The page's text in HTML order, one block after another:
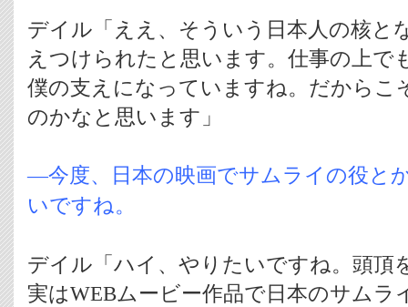
デイル「ええ、そういう日本人の核と
えつけられたと思います。仕事の上で
僕の支えになっていますね。だからこ
のかなと思います」
―今度、日本の映画でサムライの役と
いですね。
デイル「ハイ、やりたいですね。頭頂
実はWEBムービー作品で日本のサムラ